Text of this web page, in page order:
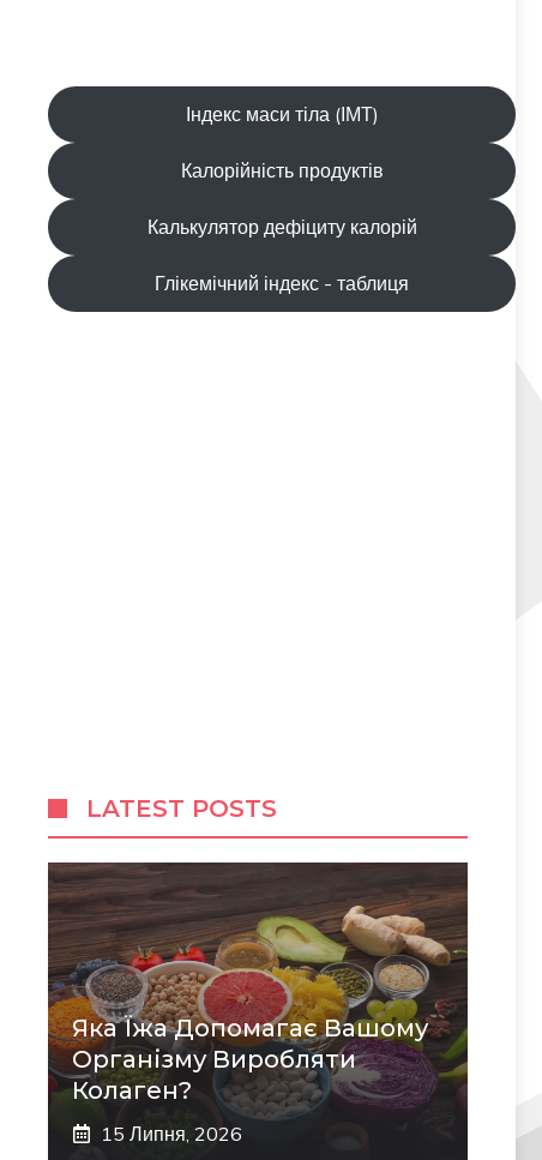
Індекс маси тіла (ІМТ)
Калорійність продуктів
Калькулятор дефіциту калорій
Глікемічний індекс - таблиця
LATEST POSTS
Яка Їжа Допомагає Вашому
Організму Виробляти
Колаген?
15 Липня, 2026